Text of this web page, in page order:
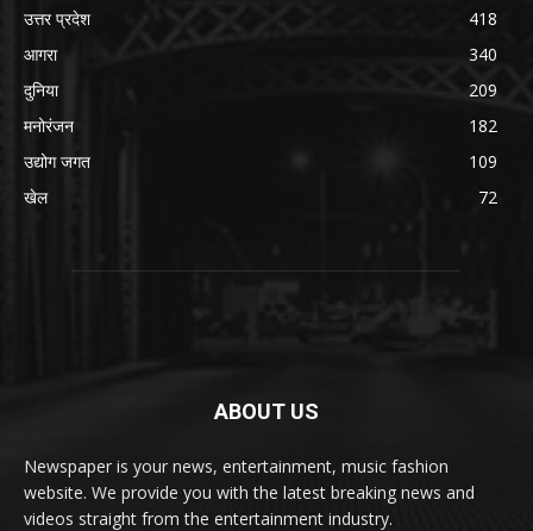
उत्तर प्रदेश
418
आगरा
340
दुनिया
209
मनोरंजन
182
उद्योग जगत
109
खेल
72
ABOUT US
Newspaper is your news, entertainment, music fashion
website. We provide you with the latest breaking news and
videos straight from the entertainment industry.